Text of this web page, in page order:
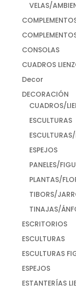
VELAS/
CONSOLAS
CUADROS
Decor
DECORACIÓN
CUADROS/
ESCULTURAS
ESPEJOS
PANELES/
PLANTAS/
TIBORS/
TINAJAS/
ESCRITORIOS
ESCULTURAS
ESCULTURAS
ESPEJOS
ESTANTERÍAS